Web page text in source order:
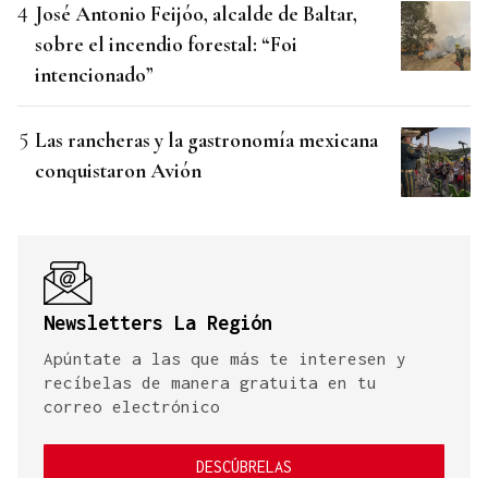
José Antonio Feijóo, alcalde de Baltar,
sobre el incendio forestal: “Foi
intencionado”
Las rancheras y la gastronomía mexicana
conquistaron Avión
Newsletters La Región
Apúntate a las que más te interesen y
recíbelas de manera gratuita en tu
correo electrónico
DESCÚBRELAS